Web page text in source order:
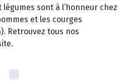
sont à l’honneur chez
et les courges
Retrouvez tous nos